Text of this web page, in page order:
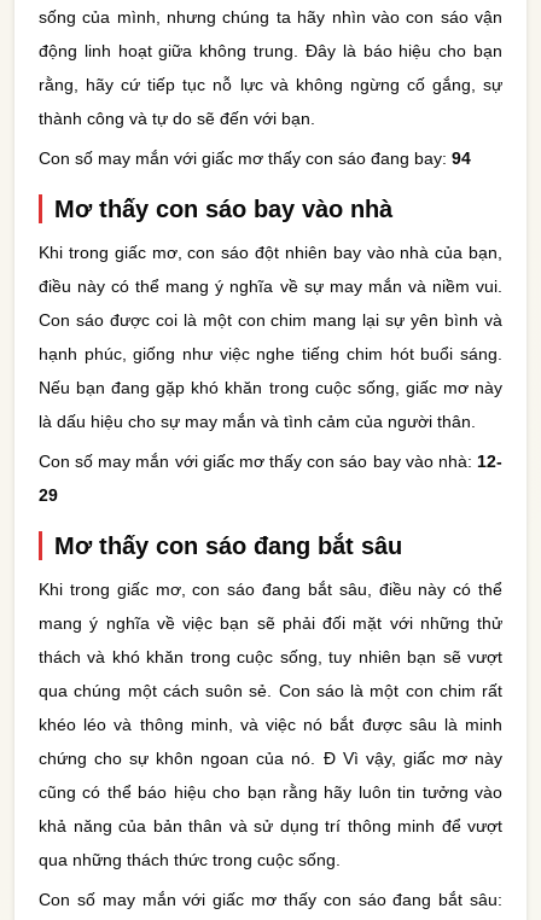
sống của mình, nhưng chúng ta hãy nhìn vào con sáo vận
động linh hoạt giữa không trung. Đây là báo hiệu cho bạn
rằng, hãy cứ tiếp tục nỗ lực và không ngừng cố gắng, sự
thành công và tự do sẽ đến với bạn.
Con số may mắn với giấc mơ thấy con sáo đang bay: 94
Mơ thấy con sáo bay vào nhà
Khi trong giấc mơ, con sáo đột nhiên bay vào nhà của bạn,
điều này có thể mang ý nghĩa về sự may mắn và niềm vui.
Con sáo được coi là một con chim mang lại sự yên bình và
hạnh phúc, giống như việc nghe tiếng chim hót buổi sáng.
Nếu bạn đang gặp khó khăn trong cuộc sống, giấc mơ này
là dấu hiệu cho sự may mắn và tình cảm của người thân.
Con số may mắn với giấc mơ thấy con sáo bay vào nhà: 12-
29
Mơ thấy con sáo đang bắt sâu
Khi trong giấc mơ, con sáo đang bắt sâu, điều này có thể
mang ý nghĩa về việc bạn sẽ phải đối mặt với những thử
thách và khó khăn trong cuộc sống, tuy nhiên bạn sẽ vượt
qua chúng một cách suôn sẻ. Con sáo là một con chim rất
khéo léo và thông minh, và việc nó bắt được sâu là minh
chứng cho sự khôn ngoan của nó. Đ Vì vậy, giấc mơ này
cũng có thể báo hiệu cho bạn rằng hãy luôn tin tưởng vào
khả năng của bản thân và sử dụng trí thông minh để vượt
qua những thách thức trong cuộc sống.
Con số may mắn với giấc mơ thấy con sáo đang bắt sâu: